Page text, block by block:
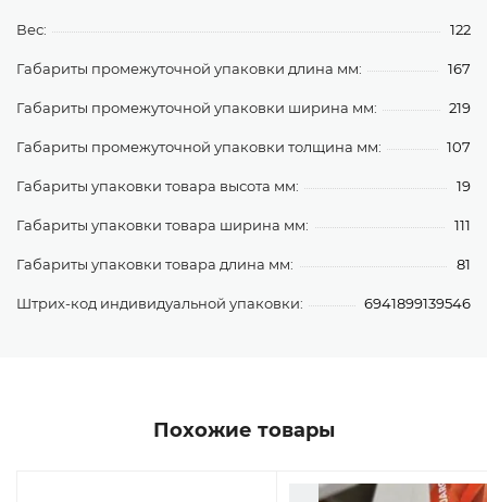
Вес: 122
Габариты промежуточной упаковки длина мм: 167
Габариты промежуточной упаковки ширина мм: 219
Габариты промежуточной упаковки толщина мм: 107
Габариты упаковки товара высота мм: 19
Габариты упаковки товара ширина мм: 111
Габариты упаковки товара длина мм: 81
Штрих-код индивидуальной упаковки: 6941899139546
Похожие товары